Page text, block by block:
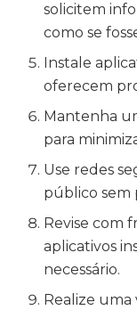
solicitem
como se
Instale
oferecem
Mantenha
para
Use redes
público sem
Revise com
aplicativos
necessário.
Realize uma